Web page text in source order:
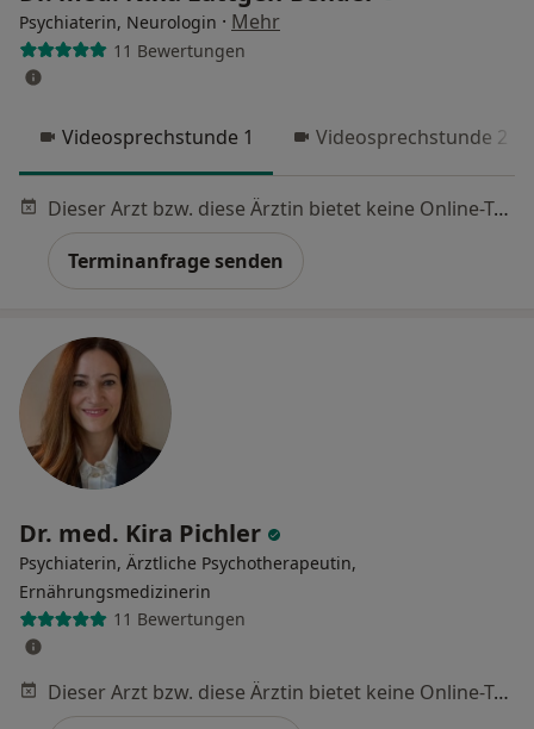
Psychiaterin, Neurologin · Mehr
11 Bewertungen
Videosprechstunde 1 Videosprechstunde 2
Dieser Arzt bzw. diese Ärztin bietet keine Online-Terminbuchung an diesem Standort an.
Terminanfrage senden
Dr. med. Kira Pichler
Psychiaterin, Ärztliche Psychotherapeutin,
Ernährungsmedizinerin
11 Bewertungen
Dieser Arzt bzw. diese Ärztin bietet keine Online-Terminbuchung an diesem Standort an.